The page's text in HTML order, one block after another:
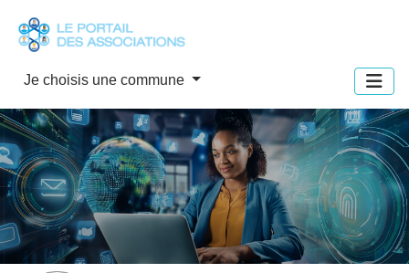
Je choisis une commune